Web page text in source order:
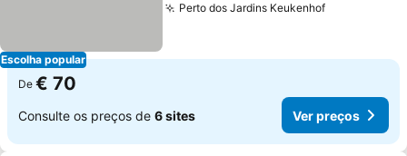
Escolha popular
Perto dos Jardins KeukenhofVer preços
De € 70
Consulte os preços de 6 sites Ver preços